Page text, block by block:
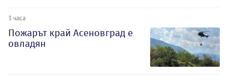
3 часа
Пожарът край Асеновград е
овладян